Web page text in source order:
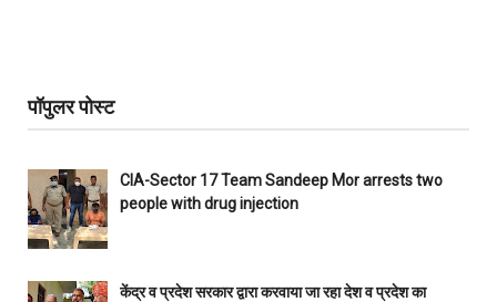
पॉपुलर पोस्ट
CIA-Sector 17 Team Sandeep Mor arrests two
people with drug injection
केंद्र व प्रदेश सरकार द्वारा करवाया जा रहा देश व प्रदेश का